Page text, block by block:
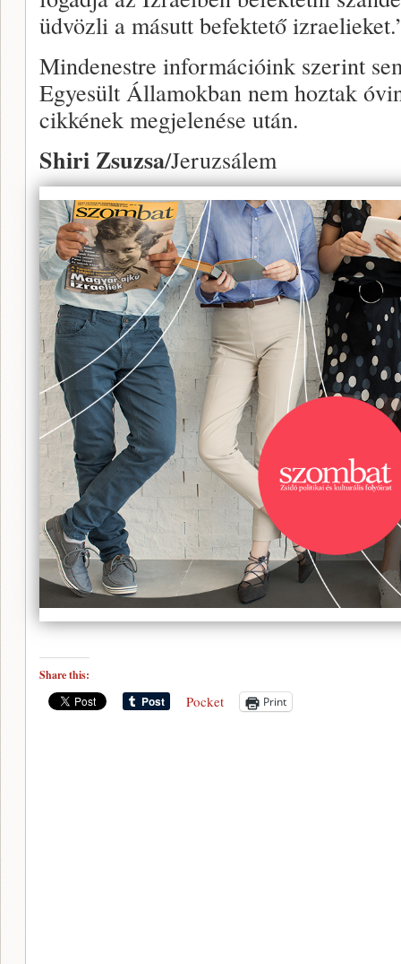
üdvözli a másutt befektető
Mindenestre információink szerint
Egyesült Államokban nem hoztak
cikkének megjelenése után.
Shiri Zsuzsa/Jeruzsálem
Share this:
Pocket Print